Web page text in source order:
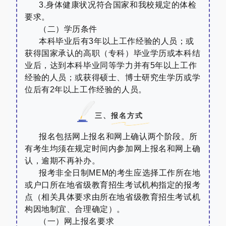
3.身体健康状况符合国家和我校规定的体检
要求。
（二）学历条件
本科毕业后有3年以上工作经验的人员；或
获得国家承认的高职（专科）毕业学历或本科结
业后，达到本科毕业同等学力并有5年以上工作
经验的人员；或获得硕士、博士研究生学历或学
位后有2年以上工作经验的人员。
三、报名方式
报名包括网上报名和网上确认两个阶段。所
有考生均须在规定时间内参加网上报名和网上确
认，逾期不再补办。
报考非全日制 MEM的考生应选择工作所在地
或户口所在地省级教育招生考试机构指定的报考
点（相关具体要求由所在地省级教育招生考试机
构因地制宜、合理确定）。
（一）网上报名要求